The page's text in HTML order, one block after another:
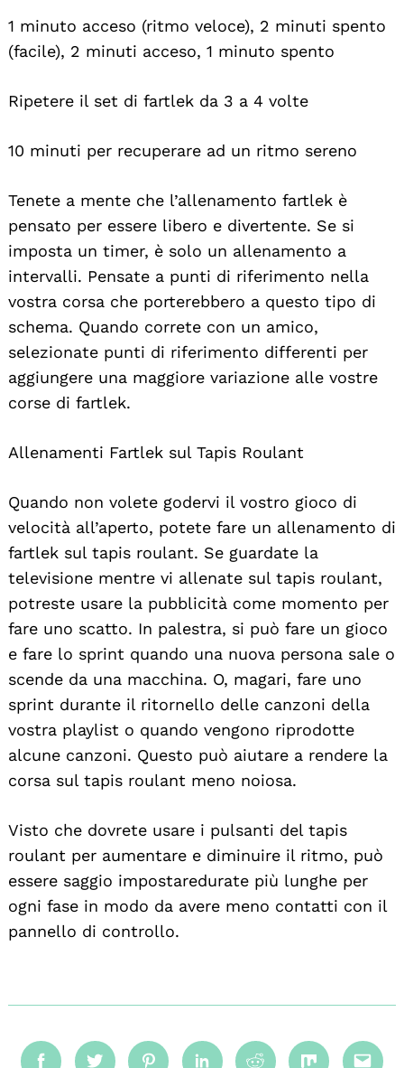
1 minuto acceso (ritmo veloce), 2 minuti spento
(facile), 2 minuti acceso, 1 minuto spento
Ripetere il set di fartlek da 3 a 4 volte
10 minuti per recuperare ad un ritmo sereno
Tenete a mente che l’allenamento fartlek è
pensato per essere libero e divertente. Se si
imposta un timer, è solo un allenamento a
intervalli. Pensate a punti di riferimento nella
vostra corsa che porterebbero a questo tipo di
schema. Quando correte con un amico,
selezionate punti di riferimento differenti per
aggiungere una maggiore variazione alle vostre
corse di fartlek.
Allenamenti Fartlek sul Tapis Roulant
Quando non volete godervi il vostro gioco di
velocità all’aperto, potete fare un allenamento di
fartlek sul tapis roulant. Se guardate la
televisione mentre vi allenate sul tapis roulant,
potreste usare la pubblicità come momento per
fare uno scatto. In palestra, si può fare un gioco
e fare lo sprint quando una nuova persona sale o
scende da una macchina. O, magari, fare uno
sprint durante il ritornello delle canzoni della
vostra playlist o quando vengono riprodotte
alcune canzoni. Questo può aiutare a rendere la
corsa sul tapis roulant meno noiosa.
Visto che dovrete usare i pulsanti del tapis
roulant per aumentare e diminuire il ritmo, può
essere saggio impostaredurate più lunghe per
ogni fase in modo da avere meno contatti con il
pannello di controllo.
Search
For: